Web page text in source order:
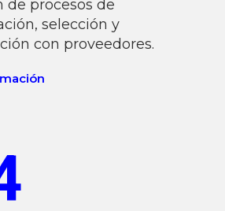
de procesos de
selección y
con proveedores.